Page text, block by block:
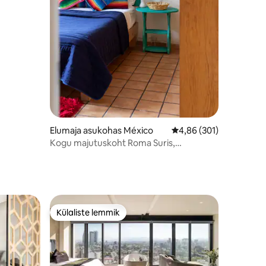
Elumaja asukohas México Keskmine hinnang
4,86 (301)
Kogu majutuskoht Roma Suris,
Külaliste lemmik
Külaliste lemmik